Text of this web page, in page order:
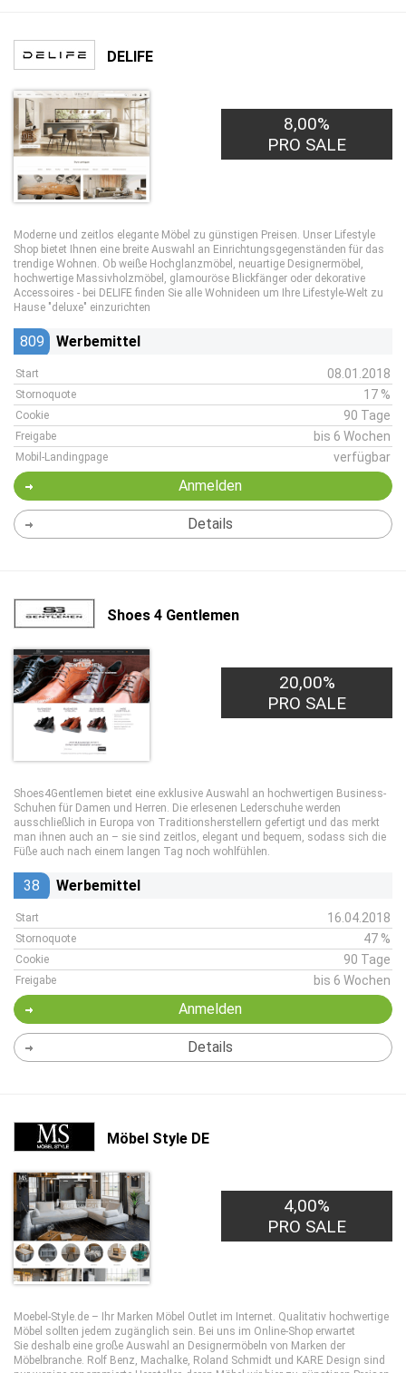
DELIFE
8,00%
PRO SALE
Moderne und zeitlos elegante Möbel zu günstigen Preisen. Unser Lifestyle
Shop bietet Ihnen eine breite Auswahl an Einrichtungsgegenständen für das
trendige Wohnen. Ob weiße Hochglanzmöbel, neuartige Designermöbel,
hochwertige Massivholzmöbel, glamouröse Blickfänger oder dekorative
Accessoires - bei DELIFE finden Sie alle Wohnideen um Ihre Lifestyle-Welt zu
Hause "deluxe" einzurichten
809 Werbemittel
Start 08.01.2018
Stornoquote 17 %
Cookie 90 Tage
Freigabe bis 6 Wochen
Mobil-Landingpage verfügbar
Anmelden
Details
Shoes 4 Gentlemen
20,00%
PRO SALE
Shoes4Gentlemen bietet eine exklusive Auswahl an hochwertigen Business-
Schuhen für Damen und Herren. Die erlesenen Lederschuhe werden
ausschließlich in Europa von Traditionsherstellern gefertigt und das merkt
man ihnen auch an – sie sind zeitlos, elegant und bequem, sodass sich die
Füße auch nach einem langen Tag noch wohlfühlen.
38 Werbemittel
Start 16.04.2018
Stornoquote 47 %
Cookie 90 Tage
Freigabe bis 6 Wochen
Anmelden
Details
Möbel Style DE
4,00%
PRO SALE
Moebel-Style.de – Ihr Marken Möbel Outlet im Internet. Qualitativ hochwertige
Möbel sollten jedem zugänglich sein. Bei uns im Online-Shop erwartet
Sie deshalb eine große Auswahl an Designermöbeln von Marken der
Möbelbranche. Rolf Benz, Machalke, Roland Schmidt und KARE Design sind